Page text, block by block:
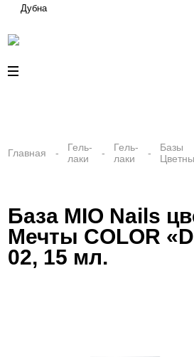
Дубна
Главная
Гель-
лаки
Гель-
лаки
Базы
База MIO Nails
Мечты COLOR
02, 15 мл.